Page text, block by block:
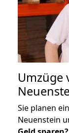
Umzüge
Sie planen
Neuenstein